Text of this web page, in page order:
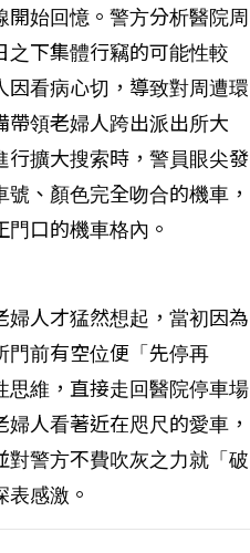
始回憶。警方分析醫院周
下集體行竊的可能性較
看病心切，導致對周遭環
領老婦人跨出派出所大
擴大搜索時，警員眼尖發
、顏色完全吻合的機車，
口的機車格內。
人才猛然想起，當初因為
門前有空位便「先停再
維，直接走回醫院停車場
人看著近在咫尺的愛車，
警方不費吹灰之力就「破
感激。